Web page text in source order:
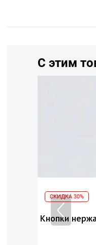
С этим
уп.40 шт, цвет:
СКИДКА 30%
Кнопки